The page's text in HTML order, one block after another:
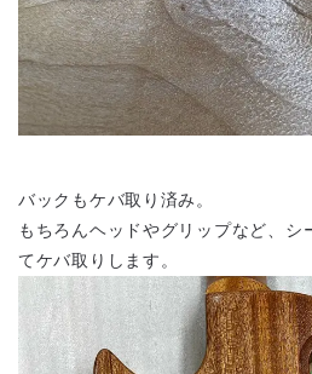
バックもケバ取り済み。
もちろんヘッドやグリップなど、シ
てケバ取りします。